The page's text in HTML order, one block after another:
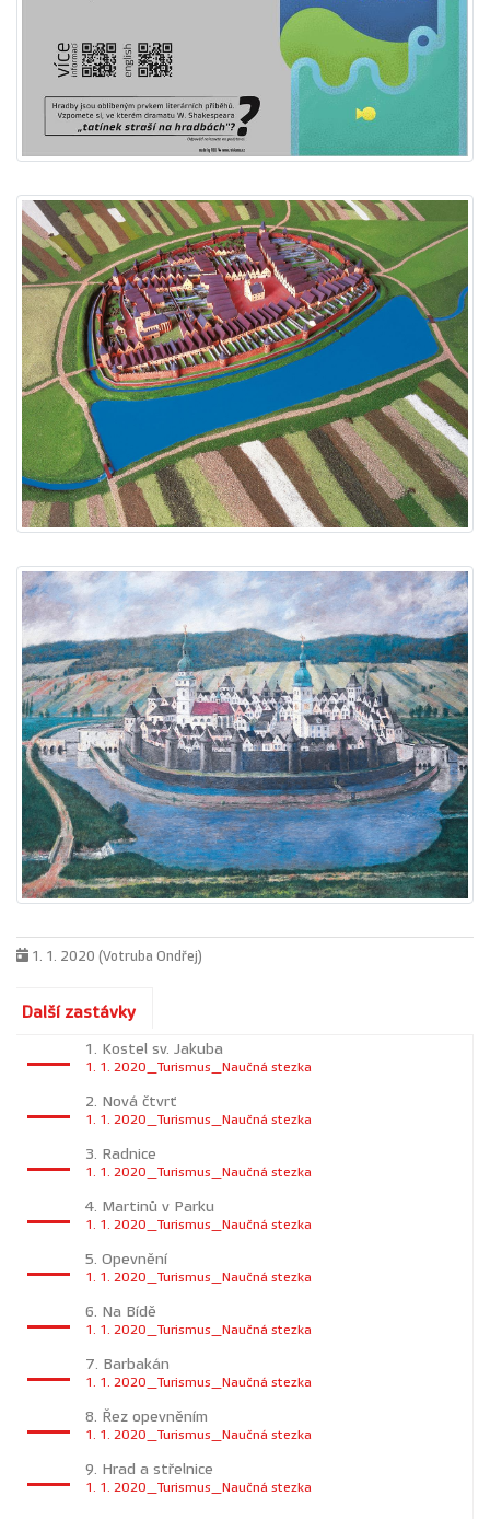
1. 1. 2020 (Votruba Ondřej)
Další zastávky
1. Kostel sv. Jakuba
1. 1. 2020_Turismus_Naučná stezka
2. Nová čtvrť
1. 1. 2020_Turismus_Naučná stezka
3. Radnice
1. 1. 2020_Turismus_Naučná stezka
4. Martinů v Parku
1. 1. 2020_Turismus_Naučná stezka
5. Opevnění
1. 1. 2020_Turismus_Naučná stezka
6. Na Bídě
1. 1. 2020_Turismus_Naučná stezka
7. Barbakán
1. 1. 2020_Turismus_Naučná stezka
8. Řez opevněním
1. 1. 2020_Turismus_Naučná stezka
9. Hrad a střelnice
1. 1. 2020_Turismus_Naučná stezka